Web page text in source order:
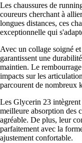
Les chaussures de
coureurs cherchant à
longues distances, ces
exceptionnelle qui
Avec un collage soigné
garantissent une
maintien. Le
impacts sur les
parcourent de nombreux
Les Glycerin 23
meilleure absorption des
agréable. De plus, leur
parfaitement avec la
ajustement confortable.